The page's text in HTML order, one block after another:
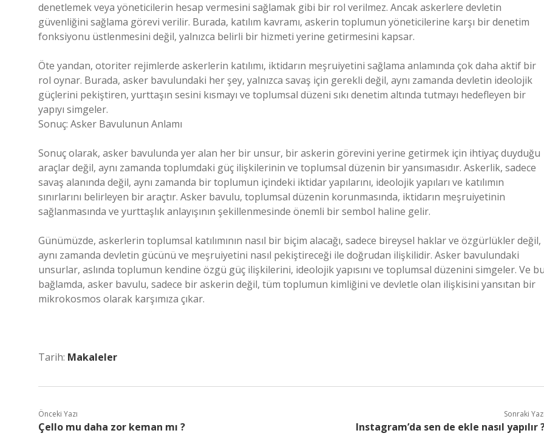
denetlemek veya yöneticilerin hesap vermesini sağlamak gibi bir rol verilmez. Ancak askerlere devletin
güvenliğini sağlama görevi verilir. Burada, katılım kavramı, askerin toplumun yöneticilerine karşı bir denetim
fonksiyonu üstlenmesini değil, yalnızca belirli bir hizmeti yerine getirmesini kapsar.
Öte yandan, otoriter rejimlerde askerlerin katılımı, iktidarın meşruiyetini sağlama anlamında çok daha aktif bir
rol oynar. Burada, asker bavulundaki her şey, yalnızca savaş için gerekli değil, aynı zamanda devletin ideolojik
güçlerini pekiştiren, yurttaşın sesini kısmayı ve toplumsal düzeni sıkı denetim altında tutmayı hedefleyen bir
yapıyı simgeler.
Sonuç: Asker Bavulunun Anlamı
Sonuç olarak, asker bavulunda yer alan her bir unsur, bir askerin görevini yerine getirmek için ihtiyaç duyduğu
araçlar değil, aynı zamanda toplumdaki güç ilişkilerinin ve toplumsal düzenin bir yansımasıdır. Askerlik, sadece
savaş alanında değil, aynı zamanda bir toplumun içindeki iktidar yapılarını, ideolojik yapıları ve katılımın
sınırlarını belirleyen bir araçtır. Asker bavulu, toplumsal düzenin korunmasında, iktidarın meşruiyetinin
sağlanmasında ve yurttaşlık anlayışının şekillenmesinde önemli bir sembol haline gelir.
Günümüzde, askerlerin toplumsal katılımının nasıl bir biçim alacağı, sadece bireysel haklar ve özgürlükler değil,
aynı zamanda devletin gücünü ve meşruiyetini nasıl pekiştireceği ile doğrudan ilişkilidir. Asker bavulundaki
unsurlar, aslında toplumun kendine özgü güç ilişkilerini, ideolojik yapısını ve toplumsal düzenini simgeler. Ve
bağlamda, asker bavulu, sadece bir askerin değil, tüm toplumun kimliğini ve devletle olan ilişkisini yansıtan bir
mikrokosmos olarak karşımıza çıkar.
Tarih: Makaleler
Önceki Yazı
Çello mu daha zor keman mı ?
Sonraki
Instagram’da sen de ekle nasıl yapılır